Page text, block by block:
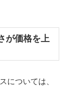
が価格を上
については、